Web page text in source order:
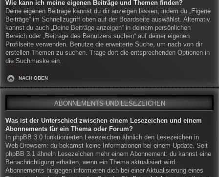
Wie kann ich meine eigenen Beiträge und Themen finden?
Deine eigenen Beiträge kannst du dir anzeigen lassen, indem du „Eigene
Beiträge“ im Schnellzugriff oben auf der Boardseite auswählst. Alternativ
kannst du auch „Deine Beiträge anzeigen“ in deinem persönlichen
Bereich oder „Beiträge des Benutzers suchen“ auf deiner eigenen
Profilseite verwenden. Benutze die erweiterte Suche, um nach von dir
erstellen Themen zu suchen. Trage dort die entsprechenden Optionen in
die Suchmaske ein.
NACH OBEN
ABONNEMENTS UND LESEZEICHEN
Was ist der Unterschied zwischen einem Lesezeichen und einem
Abonnements für ein Thema oder Forum?
In phpBB 3.0 funktionierten Lesezeichen ähnlich den Lesezeichen in
Web-Browsern: du bekamst keine Informationen bei einem Update. Seit
phpBB 3.1 ähneln Lesezeichen mehr einem Abonnement: du kannst eine
Benachrichtigung erhalten, wenn ein Thema aktualisiert wird.
Abonnements hingegen informieren dich bei einer Aktualisierung eines